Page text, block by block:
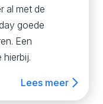
al met de
goede
Een
Lees meer